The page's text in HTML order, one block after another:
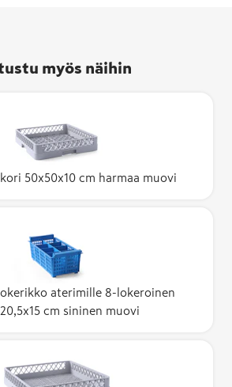
myös näihin
50x50x10 cm harmaa muovi
aterimille 8-lokeroinen
cm sininen muovi